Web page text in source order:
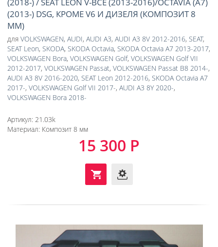
(2013-) DSG, КРОМЕ V6 И ДИЗЕЛЯ (КОМПОЗИТ 8
ММ)
для VOLKSWAGEN, AUDI, AUDI A3, AUDI A3 8V 2012-2016, SEAT,
SEAT Leon, SKODA, SKODA Octavia, SKODA Octavia A7 2013-2017,
VOLKSWAGEN Bora, VOLKSWAGEN Golf, VOLKSWAGEN Golf VII
2012-2017, VOLKSWAGEN Passat, VOLKSWAGEN Passat B8 2014-,
AUDI A3 8V 2016-2020, SEAT Leon 2012-2016, SKODA Octavia A7
2017-, VOLKSWAGEN Golf VII 2017-, AUDI A3 8Y 2020-,
VOLKSWAGEN Bora 2018-
Артикул: 21.03k
Материал: Композит 8 мм
15 300 Р